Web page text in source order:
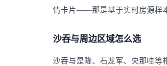
情卡片——那是基于实时房源样
沙吞与周边区域怎么选
沙吞与是隆、石龙军、央那哇等